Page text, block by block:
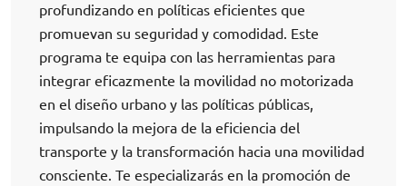
profundizando en políticas eficientes que
promuevan su seguridad y comodidad. Este
programa te equipa con las herramientas para
integrar eficazmente la movilidad no motorizada
en el diseño urbano y las políticas públicas,
impulsando la mejora de la eficiencia del
transporte y la transformación hacia una movilidad
consciente. Te especializarás en la promoción de